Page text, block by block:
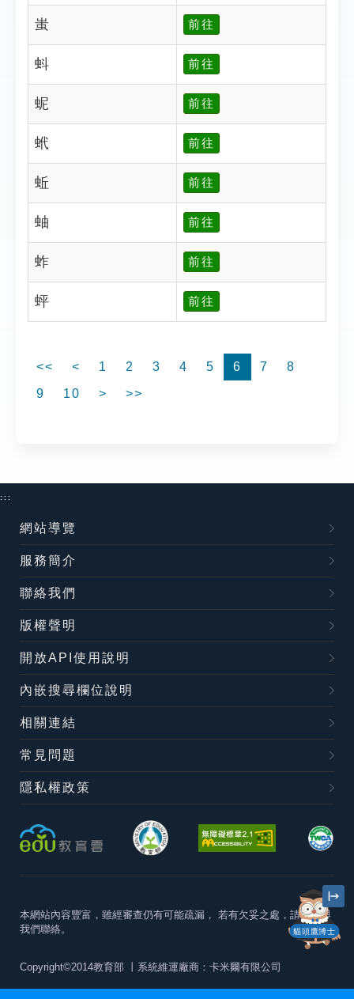
蚩 前往
蚪 前往
蚭 前往
蚮 前往
蚯 前往
蚰 前往
蚱 前往
蚲 前往
<< < 1 2 3 4 5 6 7
8
9
10 > >>
貓頭鷹博士
:::
網站導覽
服務簡介
聯絡我們
版權聲明
開放API使用說明
內嵌搜尋欄位說明
相關連結
常見問題
隱私權政策
本網站內容豐富，雖經審查仍有可能疏漏， 若有欠妥之處，請隨時與
我們聯絡。
Copyright©2014教育部 丨系統維運廠商：卡米爾有限公司